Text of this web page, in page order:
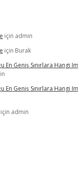
için admin
için Burak
En Geniş Sınırlara Hangi
En Geniş Sınırlara Hangi
için admin